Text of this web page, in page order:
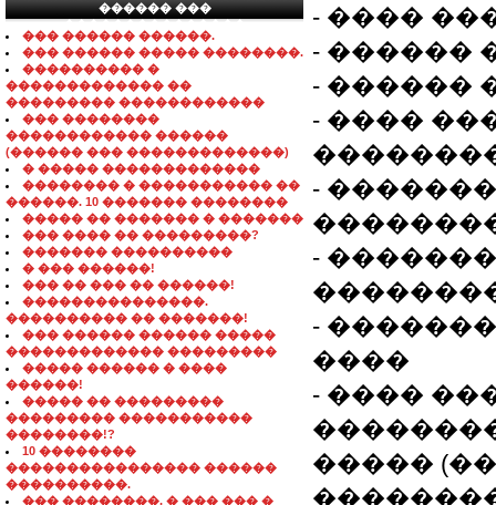
������ ���
���������������
��� ������ ������.
��� ������ ����� ��������.
���������� �
������������� ��
��������� ������������
��� ��������
������������ ������
(������ ��� �������������)
� ����� �������������
�������� � ����������� ��
������. 10 ������� ��������
����� �� ������� � �������
��� ���� �� ���������?
������� ����������
� ��� ������!
��� �� ��� �� ������!
���������������.
���������� �� �������!
��� ������ ������ �����
������������� ���������
����� ������ � ����
������!
����� �� ���������
��������� �����������
��������!?
10 ��������
���������������� ������
����������.
��� ��������, � ��� ��� �
- ����
- ������
- ������
- ����
-
-
-
����
- ����
�����